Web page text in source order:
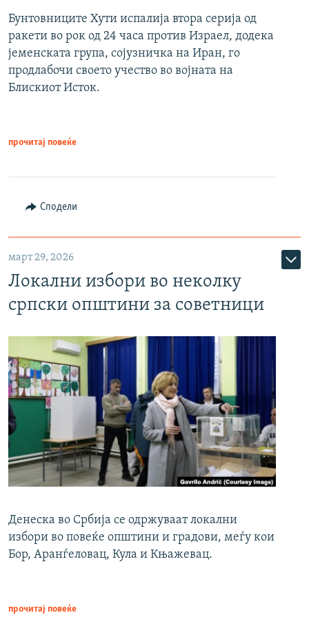
Бунтовниците Хути испалија втора серија од
ракети во рок од 24 часа против Израел, додека
јеменската група, сојузничка на Иран, го
продлабочи своето учество во војната на
Блискиот Исток.
прочитај повеќе
Сподели
март 29, 2026
Локални избори во неколку
српски општини за советници
Денеска во Србија се одржуваат локални
избори во повеќе општини и градови, меѓу кои
Бор, Аранѓеловац, Кула и Књажевац.
прочитај повеќе